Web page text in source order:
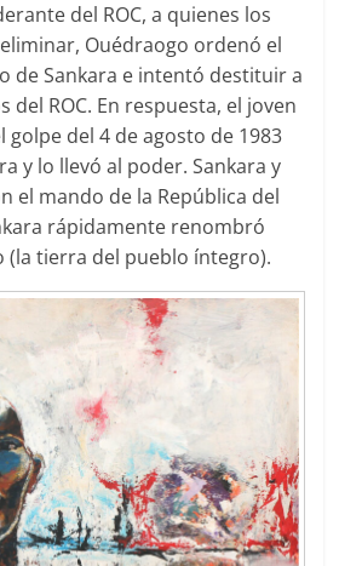
del ROC, a quienes los
Ouédraogo ordenó el
de Sankara e intentó destituir a
ROC. En respuesta, el joven
golpe del 4 de agosto de 1983
y lo llevó al poder. Sankara y
el mando de la República del
rápidamente renombró
(la tierra del pueblo íntegro).